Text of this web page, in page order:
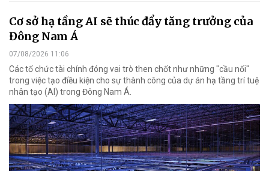
Cơ sở hạ tầng AI sẽ thúc đẩy tăng trưởng của
Đông Nam Á
07/08/2026 11:06
Các tổ chức tài chính đóng vai trò then chốt như những "cầu nối"
trong việc tạo điều kiện cho sự thành công của dự án hạ tầng trí tuệ
nhân tạo (AI) trong Đông Nam Á.